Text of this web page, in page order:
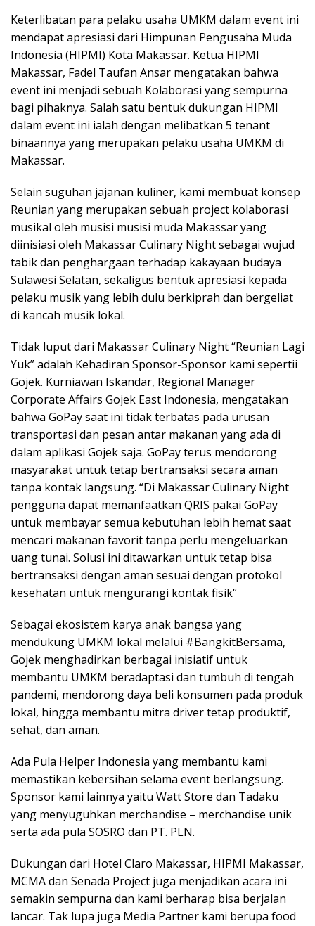
Keterlibatan para pelaku usaha UMKM dalam event ini
mendapat apresiasi dari Himpunan Pengusaha Muda
Indonesia (HIPMI) Kota Makassar. Ketua HIPMI
Makassar, Fadel Taufan Ansar mengatakan bahwa
event ini menjadi sebuah Kolaborasi yang sempurna
bagi pihaknya. Salah satu bentuk dukungan HIPMI
dalam event ini ialah dengan melibatkan 5 tenant
binaannya yang merupakan pelaku usaha UMKM di
Makassar.
Selain suguhan jajanan kuliner, kami membuat konsep
Reunian yang merupakan sebuah project kolaborasi
musikal oleh musisi musisi muda Makassar yang
diinisiasi oleh Makassar Culinary Night sebagai wujud
tabik dan penghargaan terhadap kakayaan budaya
Sulawesi Selatan, sekaligus bentuk apresiasi kepada
pelaku musik yang lebih dulu berkiprah dan bergeliat
di kancah musik lokal.
Tidak luput dari Makassar Culinary Night “Reunian Lagi
Yuk” adalah Kehadiran Sponsor-Sponsor kami sepertii
Gojek. Kurniawan Iskandar, Regional Manager
Corporate Affairs Gojek East Indonesia, mengatakan
bahwa GoPay saat ini tidak terbatas pada urusan
transportasi dan pesan antar makanan yang ada di
dalam aplikasi Gojek saja. GoPay terus mendorong
masyarakat untuk tetap bertransaksi secara aman
tanpa kontak langsung. “Di Makassar Culinary Night
pengguna dapat memanfaatkan QRIS pakai GoPay
untuk membayar semua kebutuhan lebih hemat saat
mencari makanan favorit tanpa perlu mengeluarkan
uang tunai. Solusi ini ditawarkan untuk tetap bisa
bertransaksi dengan aman sesuai dengan protokol
kesehatan untuk mengurangi kontak fisik“
Sebagai ekosistem karya anak bangsa yang
mendukung UMKM lokal melalui #BangkitBersama,
Gojek menghadirkan berbagai inisiatif untuk
membantu UMKM beradaptasi dan tumbuh di tengah
pandemi, mendorong daya beli konsumen pada produk
lokal, hingga membantu mitra driver tetap produktif,
sehat, dan aman.
Ada Pula Helper Indonesia yang membantu kami
memastikan kebersihan selama event berlangsung.
Sponsor kami lainnya yaitu Watt Store dan Tadaku
yang menyuguhkan merchandise – merchandise unik
serta ada pula SOSRO dan PT. PLN.
Dukungan dari Hotel Claro Makassar, HIPMI Makassar,
MCMA dan Senada Project juga menjadikan acara ini
semakin sempurna dan kami berharap bisa berjalan
lancar. Tak lupa juga Media Partner kami berupa food